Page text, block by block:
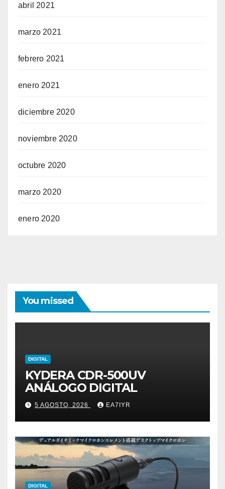
abril 2021
marzo 2021
febrero 2021
enero 2021
diciembre 2020
noviembre 2020
octubre 2020
marzo 2020
enero 2020
You missed
DIGITAL
KYDERA CDR-500UV
ANÁLOGO DIGITAL
5 AGOSTO, 2026 EA7IYR
DIGITAL